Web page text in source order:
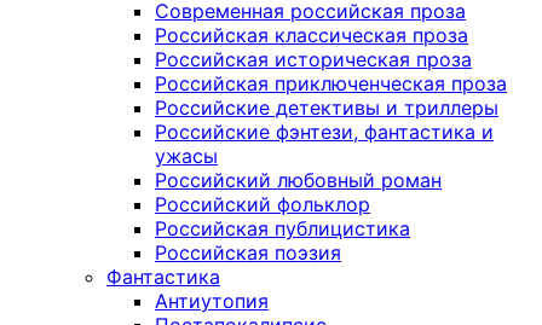
Современная российская проза
Российская классическая проза
Российская историческая проза
Российская приключенческая проза
Российские детективы и триллеры
Российские фэнтези, фантастика и
ужасы
Российский любовный роман
Российский фольклор
Российская публицистика
Российская поэзия
Фантастика
Антиутопия